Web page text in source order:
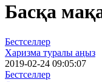
Басқа
Бестселлер
Харизма туралы аңыз
2019-02-24 09:05:07
Бестселлер